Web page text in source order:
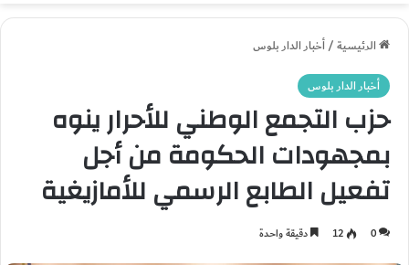
الرئيسية/أخبار الدار بلوس
أخبار الدار بلوس
حزب التجمع الوطني للأحرار ينوه
بمجهودات الحكومة من أجل
تفعيل الطابع الرسمي للأمازيغية
0
12 دقيقة واحدة